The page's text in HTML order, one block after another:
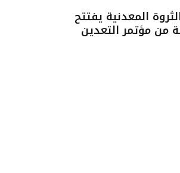
المعدنية يفتتح
من مؤتمر التعدين